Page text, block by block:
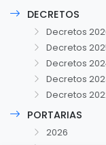
DECRETOS
Decretos
Decretos
Decretos
Decretos
Decretos
PORTARIAS
2026